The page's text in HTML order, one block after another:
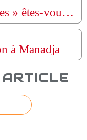
Toutes les femmes sont belles » êtes-vous pour ou contre cette pensée ?
à Manadja